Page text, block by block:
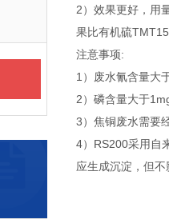
2）效果更好，用
果比有机硫
注意事项:
1）废水氰含量大
2）磷含量大于
3）焦铜废水需要
4）RS200采用自
应生成沉淀，但